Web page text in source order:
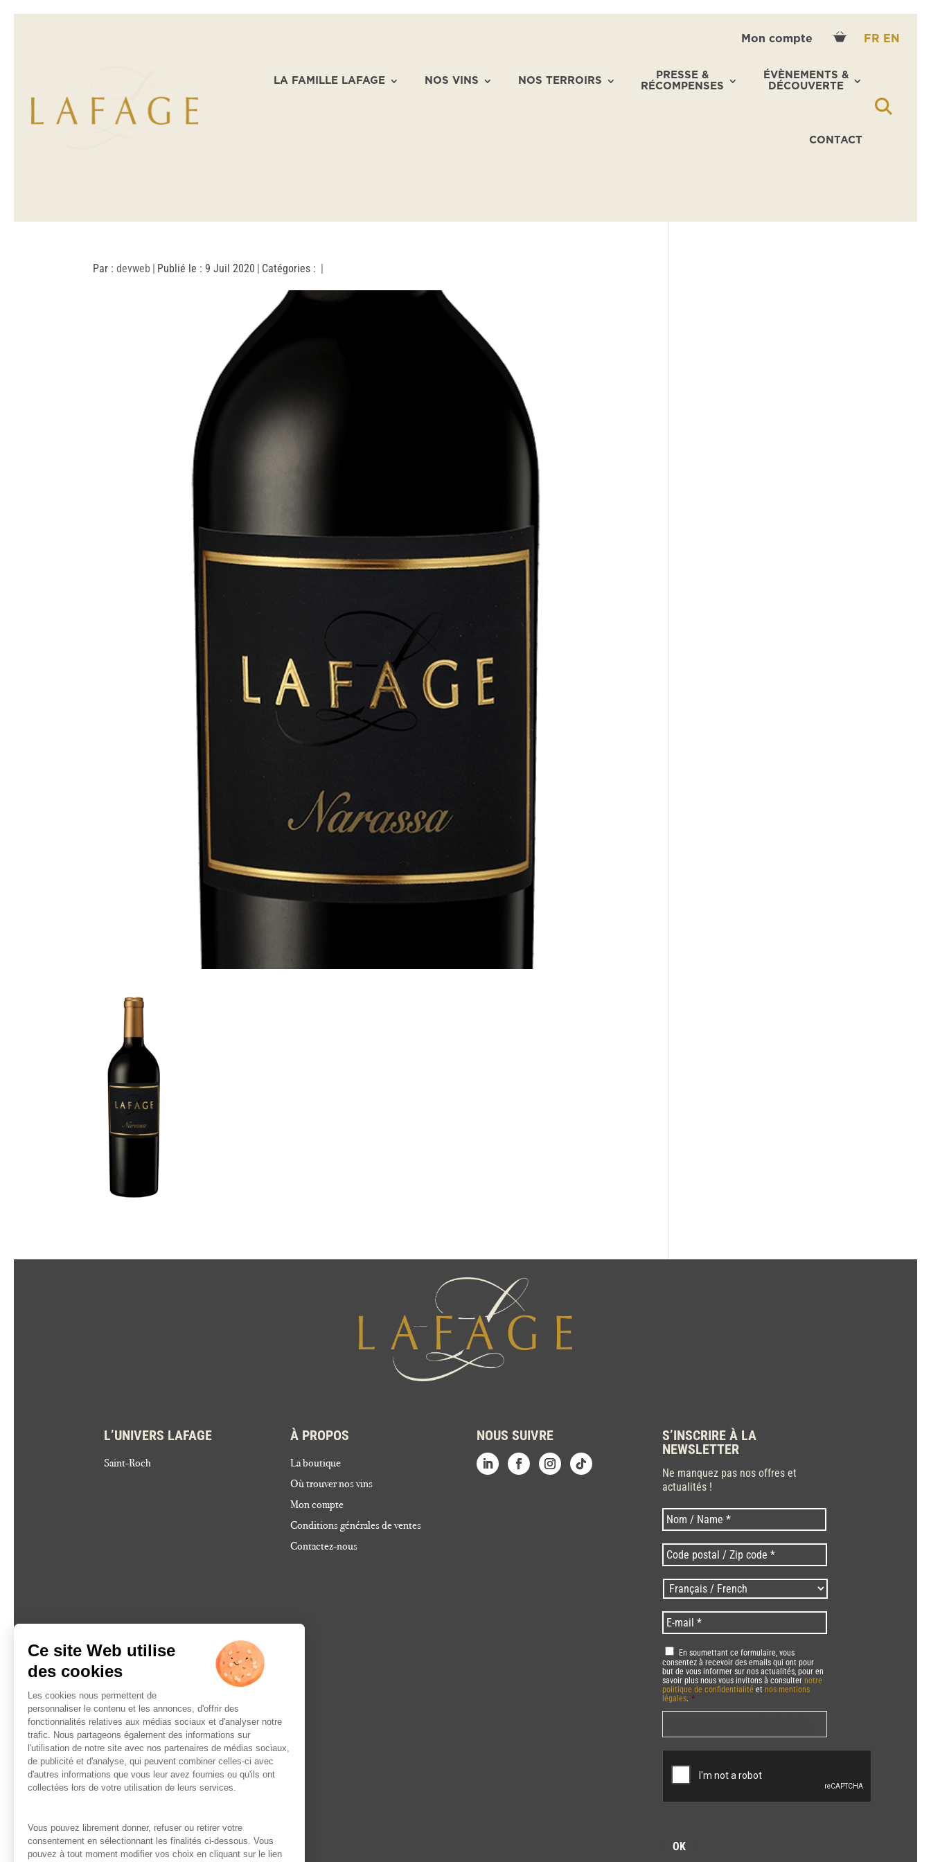
Mon compte FR EN
LA FAMILLE LAFAGE NOS VINS NOS TERROIRS
PRESSE &
RÉCOMPENSES
ÉVÈNEMENTS &
DÉCOUVERTE
CONTACT
Par :devweb | Publié le : 9 Juil 2020 | Catégories : |
L’UNIVERS LAFAGE
Saint-Roch
À PROPOS
La boutique
Où trouver nos vins
Mon compte
Conditions générales de ventes
Contactez-nous
NOUS SUIVRE
S’INSCRIRE À LA
NEWSLETTER
Ne manquez pas nos offres et
actualités !
Nom * Nom
Code
postal
/
Zip
* *
Langues
/
Language *
E-
mail *
RGPD *
En soumettant ce formulaire, vous
consentez à recevoir des emails qui ont pour
but de vous informer sur nos actualités, pour en
savoir plus nous vous invitons à consulternotre
politique de confidentialité etnos mentions
légales. *